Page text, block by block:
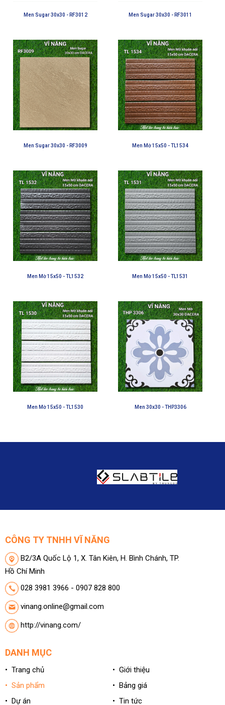
Men Sugar 30x30 - RF3012 Men Sugar 30x30 - RF3011
Men Sugar 30x30 - RF3009 Men Mờ 15x50 - TL1534
Men Mờ 15x50 - TL1532 Men Mờ 15x50 - TL1531
Men Mờ 15x50 - TL1530 Men 30x30 - THP3306
CÔNG TY TNHH VĨ NĂNG
B2/3A Quốc Lộ 1, X. Tân Kiên, H. Bình Chánh, TP.
Hồ Chí Minh
028 3981 3966 - 0907 828 800
vinang.online@gmail.com
http://vinang.com/
DANH MỤC
• Trang chủ
• Giới thiệu
• Sản phẩm
• Bảng giá
• Dự án
• Tin tức